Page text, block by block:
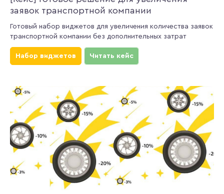
заявок транспортной компании
Готовый набор виджетов для увеличения количества заявок
транспортной компании без дополнительных затрат
Набор виджетов Читать кейс